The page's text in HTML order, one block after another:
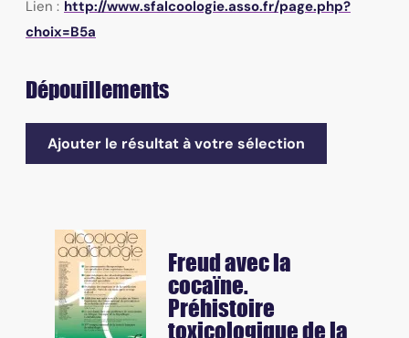
Lien : http://www.sfalcoologie.asso.fr/page.php?
choix=B5a
Dépouillements
Ajouter le résultat à votre sélection
Freud avec la
cocaïne.
Préhistoire
toxicologique de la